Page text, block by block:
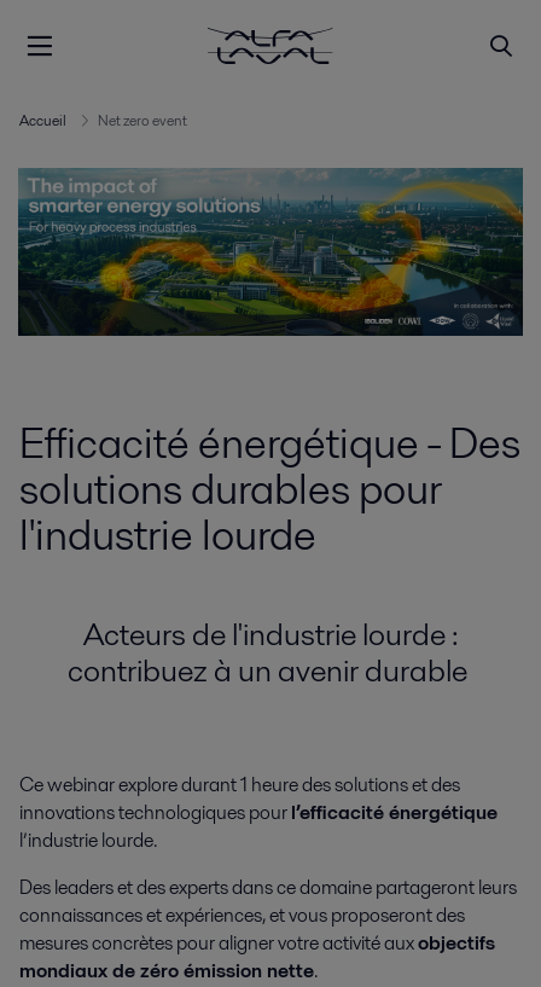
Accueil Net zero event
Efficacité énergétique - Des
solutions durables pour
l'industrie lourde
Acteurs de l'industrie lourde :
contribuez à un avenir durable
Ce webinar explore durant 1 heure des solutions et des
innovations technologiques pourl’efficacité énergétique
l’industrie lourde.
Des leaders et des experts dans ce domaine partageront leurs
connaissances et expériences, et vous proposeront des
mesures concrètes pour aligner votre activité auxobjectifs
mondiaux de zéro émission nette.